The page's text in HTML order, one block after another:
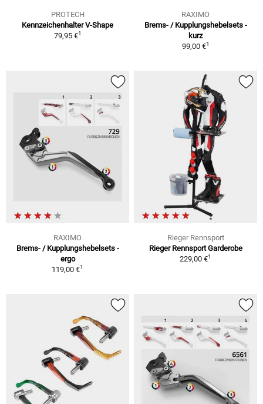
PROTECH
Kennzeichenhalter V-Shape
79,95 €1
RAXIMO
Brems- / Kupplungshebelsets -
kurz
99,00 €1
RAXIMO
Brems- / Kupplungshebelsets -
ergo
119,00 €1
Rieger Rennsport
Rieger Rennsport Garderobe
229,00 €1